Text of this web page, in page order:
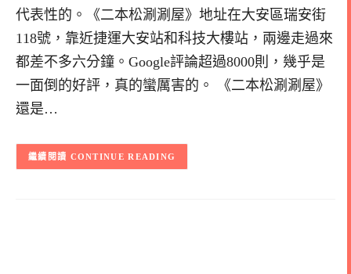
代表性的。《二本松涮涮屋》地址在大安區瑞安街
118號，靠近捷運大安站和科技大樓站，兩邊走過來
都差不多六分鐘。Google評論超過8000則，幾乎是
一面倒的好評，真的蠻厲害的。 《二本松涮涮屋》
還是…
CONTINUE READING